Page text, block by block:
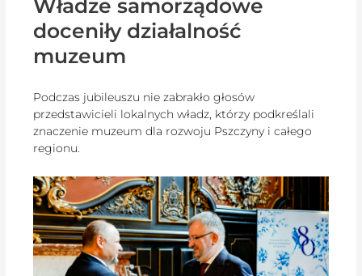
Władze samorządowe
doceniły działalność
muzeum
Podczas jubileuszu nie zabrakło głosów
przedstawicieli lokalnych władz, którzy podkreślali
znaczenie muzeum dla rozwoju Pszczyny i całego
regionu.